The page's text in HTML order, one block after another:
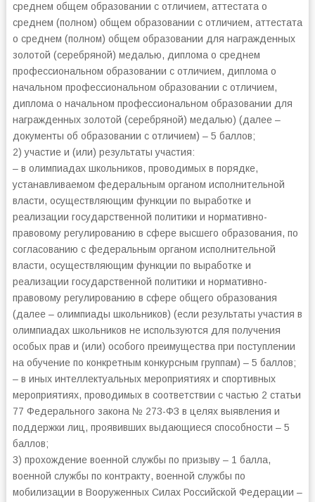
среднем общем образовании с отличием, аттестата о
среднем (полном) общем образовании с отличием, аттестата
о среднем (полном) общем образовании для награжденных
золотой (серебряной) медалью, диплома о среднем
профессиональном образовании с отличием, диплома о
начальном профессиональном образовании с отличием,
диплома о начальном профессиональном образовании для
награжденных золотой (серебряной) медалью) (далее –
документы об образовании с отличием) – 5 баллов;
2) участие и (или) результаты участия:
– в олимпиадах школьников, проводимых в порядке,
устанавливаемом федеральным органом исполнительной
власти, осуществляющим функции по выработке и
реализации государственной политики и нормативно-
правовому регулированию в сфере высшего образования, по
согласованию с федеральным органом исполнительной
власти, осуществляющим функции по выработке и
реализации государственной политики и нормативно-
правовому регулированию в сфере общего образования
(далее – олимпиады школьников) (если результаты участия в
олимпиадах школьников не используются для получения
особых прав и (или) особого преимущества при поступлении
на обучение по конкретным конкурсным группам) – 5 баллов;
– в иных интеллектуальных мероприятиях и спортивных
мероприятиях, проводимых в соответствии с частью 2 статьи
77 Федерального закона № 273-ФЗ в целях выявления и
поддержки лиц, проявивших выдающиеся способности – 5
баллов;
3) прохождение военной службы по призыву – 1 балла,
военной службы по контракту, военной службы по
мобилизации в Вооруженных Силах Российской Федерации –